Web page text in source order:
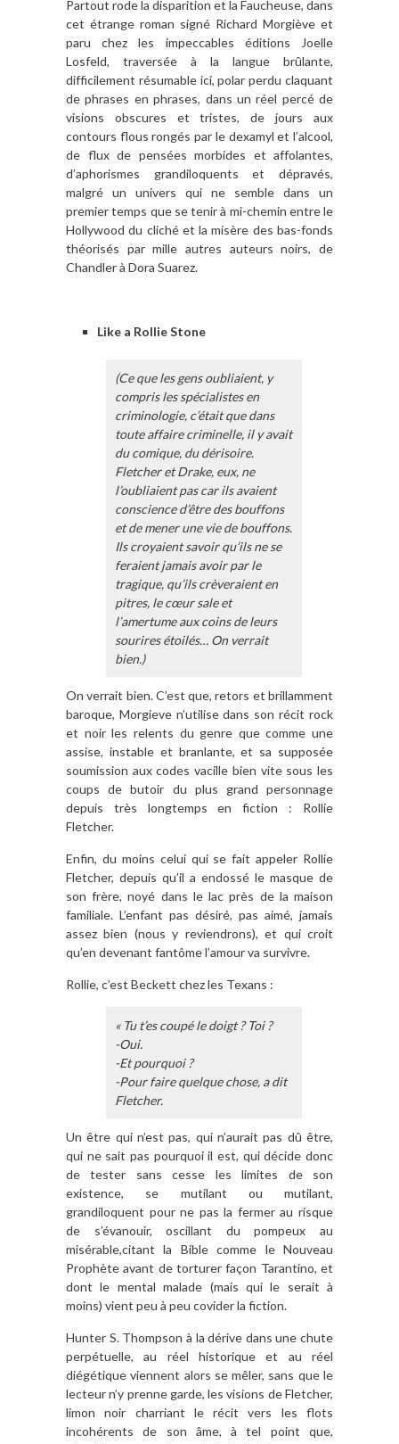
Partout rode la disparition et la Faucheuse, dans
cet étrange roman signé Richard Morgiève et
paru chez les impeccables éditions Joelle
Losfeld, traversée à la langue brûlante,
difficilement résumable ici, polar perdu claquant
de phrases en phrases, dans un réel percé de
visions obscures et tristes, de jours aux
contours flous rongés par le dexamyl et l’alcool,
de flux de pensées morbides et affolantes,
d’aphorismes grandiloquents et dépravés,
malgré un univers qui ne semble dans un
premier temps que se tenir à mi-chemin entre le
Hollywood du cliché et la misère des bas-fonds
théorisés par mille autres auteurs noirs, de
Chandler à Dora Suarez.
Like a Rollie Stone
(Ce que les gens oubliaient, y
compris les spécialistes en
criminologie, c’était que dans
toute affaire criminelle, il y avait
du comique, du dérisoire.
Fletcher et Drake, eux, ne
l’oubliaient pas car ils avaient
conscience d’être des bouffons
et de mener une vie de bouffons.
Ils croyaient savoir qu’ils ne se
feraient jamais avoir par le
tragique, qu’ils crèveraient en
pitres, le cœur sale et
l’amertume aux coins de leurs
sourires étoilés… On verrait
bien.)
On verrait bien. C’est que, retors et brillamment
baroque, Morgieve n’utilise dans son récit rock
et noir les relents du genre que comme une
assise, instable et branlante, et sa supposée
soumission aux codes vacille bien vite sous les
coups de butoir du plus grand personnage
depuis très longtemps en fiction : Rollie
Fletcher.
Enfin, du moins celui qui se fait appeler Rollie
Fletcher, depuis qu’il a endossé le masque de
son frère, noyé dans le lac près de la maison
familiale. L’enfant pas désiré, pas aimé, jamais
assez bien (nous y reviendrons), et qui croit
qu’en devenant fantôme l’amour va survivre.
Rollie, c’est Beckett chez les Texans :
« Tu t’es coupé le doigt ? Toi ?
-Oui.
-Et pourquoi ?
-Pour faire quelque chose, a dit
Fletcher.
Un être qui n’est pas, qui n’aurait pas dû être,
qui ne sait pas pourquoi il est, qui décide donc
de tester sans cesse les limites de son
existence, se mutilant ou mutilant,
grandiloquent pour ne pas la fermer au risque
de s’évanouir, oscillant du pompeux au
misérable,citant la Bible comme le Nouveau
Prophète avant de torturer façon Tarantino, et
dont le mental malade (mais qui le serait à
moins) vient peu à peu covider la fiction.
Hunter S. Thompson à la dérive dans une chute
perpétuelle, au réel historique et au réel
diégétique viennent alors se mêler, sans que le
lecteur n’y prenne garde, les visions de Fletcher,
limon noir charriant le récit vers les flots
incohérents de son âme, à tel point que,